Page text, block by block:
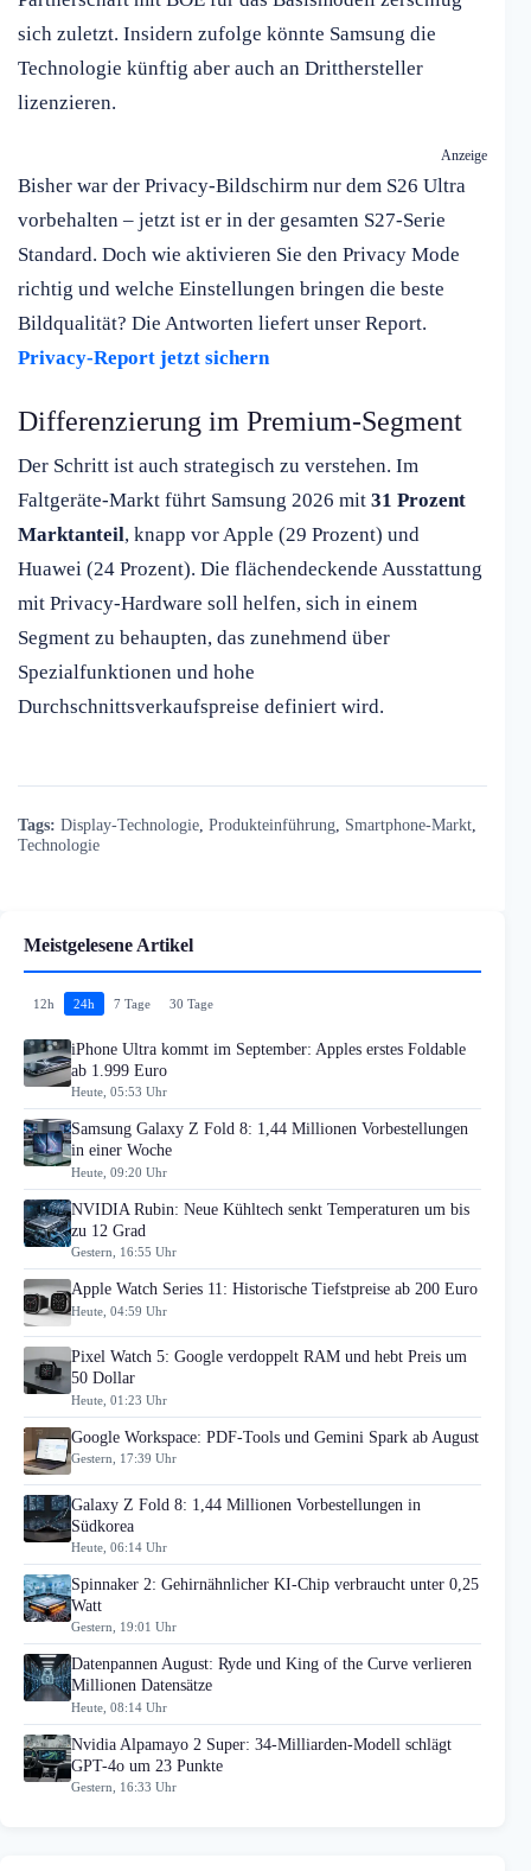
sich zuletzt. Insidern zufolge könnte Samsung die
Technologie künftig aber auch an Dritthersteller
lizenzieren.
Anzeige
Bisher war der Privacy-Bildschirm nur dem S26 Ultra
vorbehalten – jetzt ist er in der gesamten S27-Serie
Standard. Doch wie aktivieren Sie den Privacy Mode
richtig und welche Einstellungen bringen die beste
Bildqualität? Die Antworten liefert unser Report.
Privacy-Report jetzt sichern
Differenzierung im Premium-Segment
Der Schritt ist auch strategisch zu verstehen. Im
Faltgeräte-Markt führt Samsung 2026 mit 31 Prozent
Marktanteil, knapp vor Apple (29 Prozent) und
Huawei (24 Prozent). Die flächendeckende Ausstattung
mit Privacy-Hardware soll helfen, sich in einem
Segment zu behaupten, das zunehmend über
Spezialfunktionen und hohe
Durchschnittsverkaufspreise definiert wird.
Tags: Display-Technologie Produkteinführung Smartphone-Markt
Technologie
Meistgelesene Artikel
12h 24h 7 Tage 30 Tage
iPhone Ultra kommt im September: Apples erstes Foldable
ab 1.999 Euro
Heute, 05:53 Uhr
Samsung Galaxy Z Fold 8: 1,44 Millionen Vorbestellungen
in einer Woche
Heute, 09:20 Uhr
NVIDIA Rubin: Neue Kühltech senkt Temperaturen um bis
zu 12 Grad
Gestern, 16:55 Uhr
Apple Watch Series 11: Historische Tiefstpreise ab 200 Euro
Heute, 04:59 Uhr
Pixel Watch 5: Google verdoppelt RAM und hebt Preis um
50 Dollar
Heute, 01:23 Uhr
Google Workspace: PDF-Tools und Gemini Spark ab August
Gestern, 17:39 Uhr
Galaxy Z Fold 8: 1,44 Millionen Vorbestellungen in
Südkorea
Heute, 06:14 Uhr
Spinnaker 2: Gehirnähnlicher KI-Chip verbraucht unter 0,25
Watt
Gestern, 19:01 Uhr
Datenpannen August: Ryde und King of the Curve verlieren
Millionen Datensätze
Heute, 08:14 Uhr
Nvidia Alpamayo 2 Super: 34-Milliarden-Modell schlägt
GPT-4o um 23 Punkte
Gestern, 16:33 Uhr